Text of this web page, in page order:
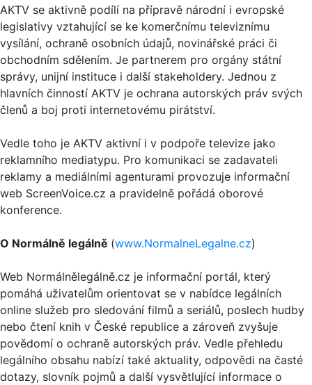
AKTV se aktivně podílí na přípravě národní i evropské
legislativy vztahující se ke komerčnímu televiznímu
vysílání, ochraně osobních údajů, novinářské práci či
obchodním sdělením. Je partnerem pro orgány státní
správy, unijní instituce i další stakeholdery. Jednou z
hlavních činností AKTV je ochrana autorských práv svých
členů a boj proti internetovému pirátství.
Vedle toho je AKTV aktivní i v podpoře televize jako
reklamního mediatypu. Pro komunikaci se zadavateli
reklamy a mediálními agenturami provozuje informační
web ScreenVoice.cz a pravidelně pořádá oborové
konference.
O Normálně legálně (www.NormalneLegalne.cz)
Web Normálnělegálně.cz je informační portál, který
pomáhá uživatelům orientovat se v nabídce legálních
online služeb pro sledování filmů a seriálů, poslech hudby
nebo čtení knih v České republice a zároveň zvyšuje
povědomí o ochraně autorských práv. Vedle přehledu
legálního obsahu nabízí také aktuality, odpovědi na časté
dotazy, slovník pojmů a další vysvětlující informace o